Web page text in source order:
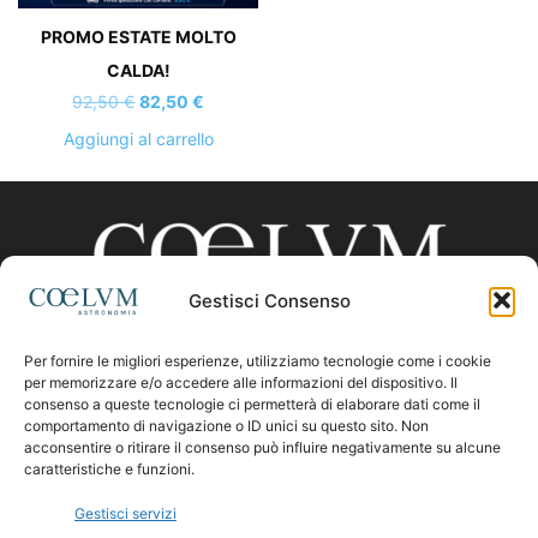
Gestisci Consenso
Per fornire le migliori esperienze, utilizziamo tecnologie come i cookie
per memorizzare e/o accedere alle informazioni del dispositivo. Il
consenso a queste tecnologie ci permetterà di elaborare dati come il
comportamento di navigazione o ID unici su questo sito. Non
acconsentire o ritirare il consenso può influire negativamente su alcune
caratteristiche e funzioni.
Gestisci servizi
PROMO ESTATE MOLTO
CALDA!
92,50€ Il
prezzo
era:
82,50€
prezzo
è:
Aggiungi al carrello
CHI SIAMO
Contattaci:coelumastro@coelum.com